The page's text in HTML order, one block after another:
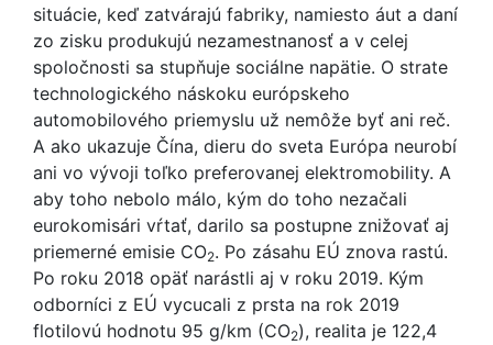
situácie, keď zatvárajú fabriky, namiesto áut a daní
zo zisku produkujú nezamestnanosť a v celej
spoločnosti sa stupňuje sociálne napätie. O strate
technologického náskoku európskeho
automobilového priemyslu už nemôže byť ani reč.
A ako ukazuje Čína, dieru do sveta Európa neurobí
ani vo vývoji toľko preferovanej elektromobility. A
aby toho nebolo málo, kým do toho nezačali
eurokomisári vŕtať, darilo sa postupne znižovať aj
priemerné emisie CO2. Po zásahu EÚ znova rastú.
Po roku 2018 opäť narástli aj v roku 2019. Kým
odborníci z EÚ vycucali z prsta na rok 2019
flotilovú hodnotu 95 g/km (CO2), realita je 122,4